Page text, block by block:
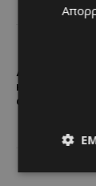
Διεθνώς
κορυφαία
από τη Lidl